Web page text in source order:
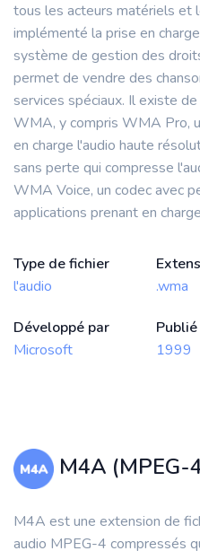
tous les acteurs matériels et
implémenté la prise en
système de gestion des
permet de vendre des
services spéciaux. Il existe
WMA, y compris WMA Pro,
en charge l'audio haute
sans perte qui compresse
WMA Voice, un codec avec
applications prenant en
Type de fichier
l'audio
.wma
Développé par
Microsoft
Publié
1999
M4A (MPEG-
M4A est une extension de
audio MPEG-4 compressés